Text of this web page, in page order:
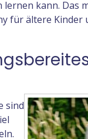
lernen kann. Das
für ältere Kinder
sind